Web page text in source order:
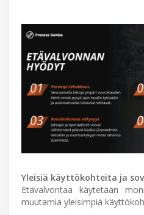
Yleisiä käyttökohteita ja
Etävalvontaa käytetään
muutamia yleisimpiä